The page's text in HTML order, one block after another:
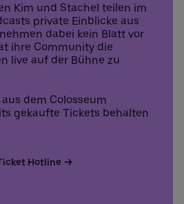
Kim und Stachel teilen im
private Einblicke aus
dabei kein Blatt vor
ihre Community die
live auf der Bühne zu
dem Colosseum
gekaufte Tickets behalten
Hotline